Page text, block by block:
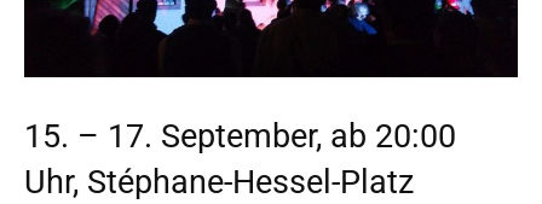
15. – 17. September, ab 20:00
Uhr, Stéphane-Hessel-Platz